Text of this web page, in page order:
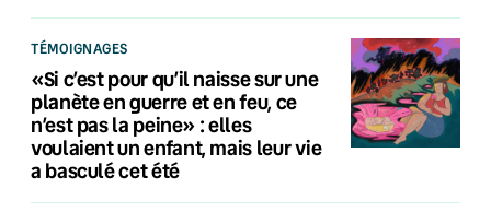
TÉMOIGNAGES
«Si c’est pour qu’il naisse sur une
planète en guerre et en feu, ce
n’est pas la peine» : elles
voulaient un enfant, mais leur vie
a basculé cet été